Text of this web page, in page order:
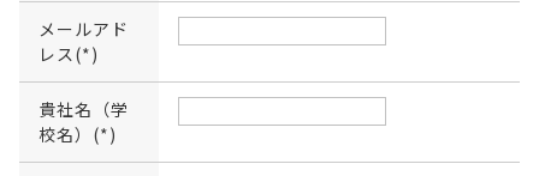
メールアド
レス(*)
貴社名（学
校名）(*)